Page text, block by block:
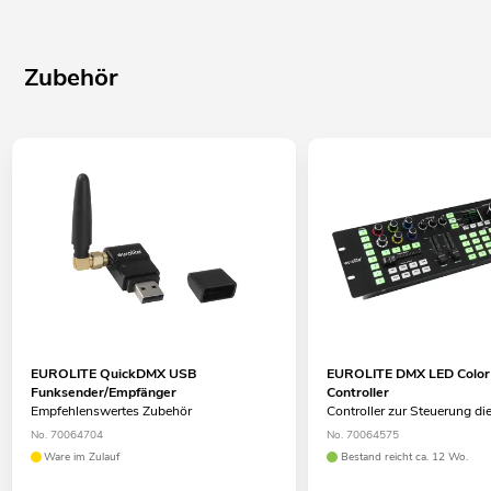
Zubehör
EUROLITE QuickDMX USB
Funksender/Empfänger
Empfehlenswertes Zubehör
No. 70064704
Ware im Zulauf
EUROLITE DMX LED
Controller
Controller zur Steuerung
No. 70064575
Bestand reicht ca. 12 Wo.